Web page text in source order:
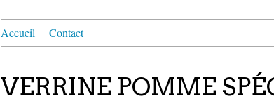
Accueil Contact
VERRINE POMME